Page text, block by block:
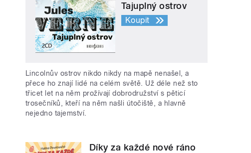
Tajuplný ostrov
Koupit
Lincolnův ostrov nikdo nikdy na mapě nenašel, a
přece ho znají lidé na celém světě. Už déle než sto
třicet let na něm prožívají dobrodružství s pěticí
trosečníků, kteří na něm našli útočiště, a hlavně
nejedno tajemství.
Díky za každé nové ráno